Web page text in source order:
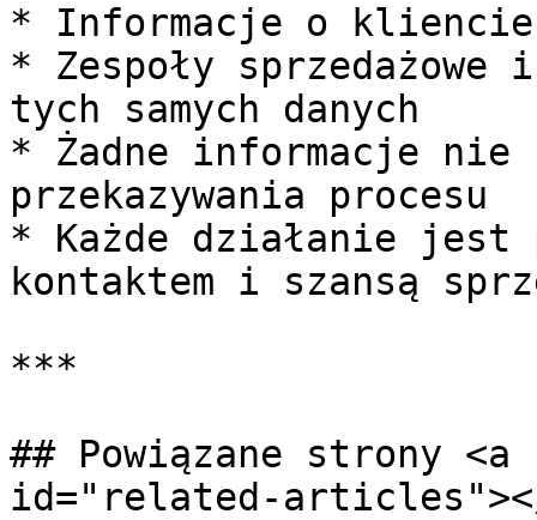
* Informacje o kliencie
* Zespoły
tych samych danych
* Żadne informacje nie
przekazywania procesu
* Każde działanie jest
kontaktem i szansą
***
## Powiązane strony
id="related-